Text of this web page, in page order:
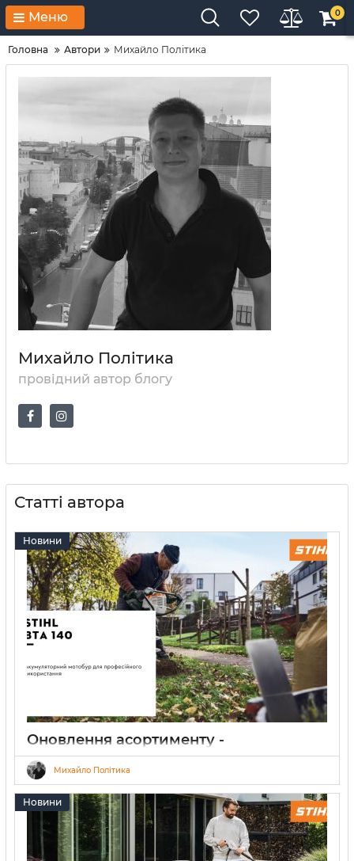
Меню 0
Головна Автори Михайло Політика
Михайло Політика
провідний автор блогу
Статті автора
Новини
Оновлення асортименту -
акумуляторний мотобур STIHL BTA 140
17.07.2026
Михайло Політика
Новини